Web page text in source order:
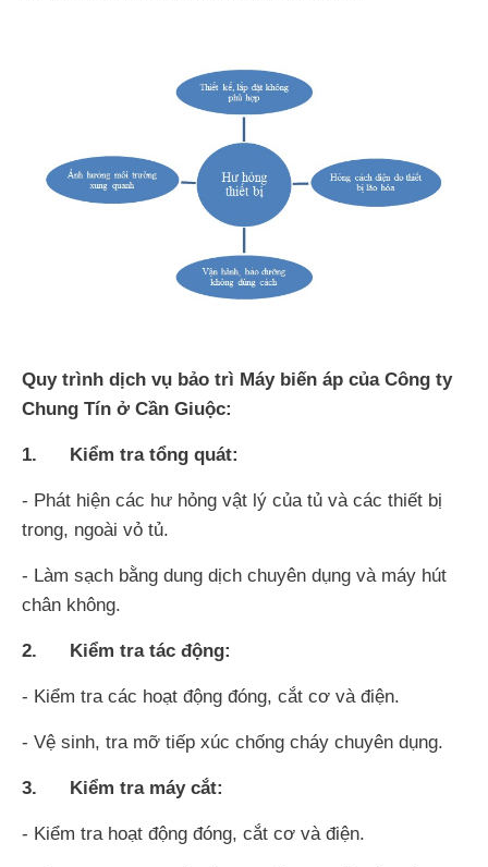
Quy trình dịch vụ bảo trì Máy biến áp của Công ty
Chung Tín ở Cần Giuộc:
1. Kiểm tra tổng quát:
- Phát hiện các hư hỏng vật lý của tủ và các thiết bị
trong, ngoài vỏ tủ.
- Làm sạch bằng dung dịch chuyên dụng và máy hút
chân không.
2. Kiểm tra tác động:
- Kiểm tra các hoạt động đóng, cắt cơ và điện.
- Vệ sinh, tra mỡ tiếp xúc chống cháy chuyên dụng.
3. Kiểm tra máy cắt:
- Kiểm tra hoạt động đóng, cắt cơ và điện.